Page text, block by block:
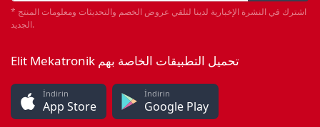
* اشترك في النشرة الإخبارية لدينا لتلقي عروض الخصم والتحديثات ومعلومات المنتج
الجديد.
Elit Mekatronik تحميل التطبيقات الخاصة بهم
İndirin
App Store
İndirin
Google Play